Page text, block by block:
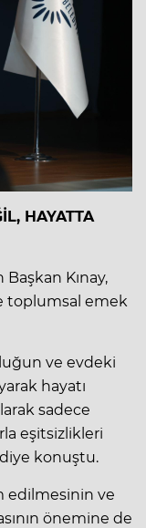
HAYATTA
Başkan Kınay,
toplumsal emek
ve evdeki
hayatı
sadece
eşitsizlikleri
konuştu.
edilmesinin ve
önemine de